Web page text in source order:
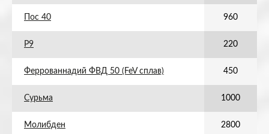
Пос 40 960
Р9 220
Феррованнадий ФВД 50 (FeV сплав) 450
Сурьма 1000
Молибден 2800